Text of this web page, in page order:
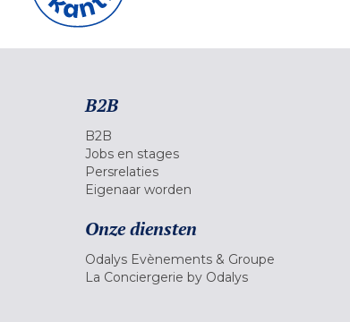
B2B
B2B
Jobs en stages
Persrelaties
Eigenaar worden
Onze diensten
Odalys Evènements & Groupe
La Conciergerie by Odalys